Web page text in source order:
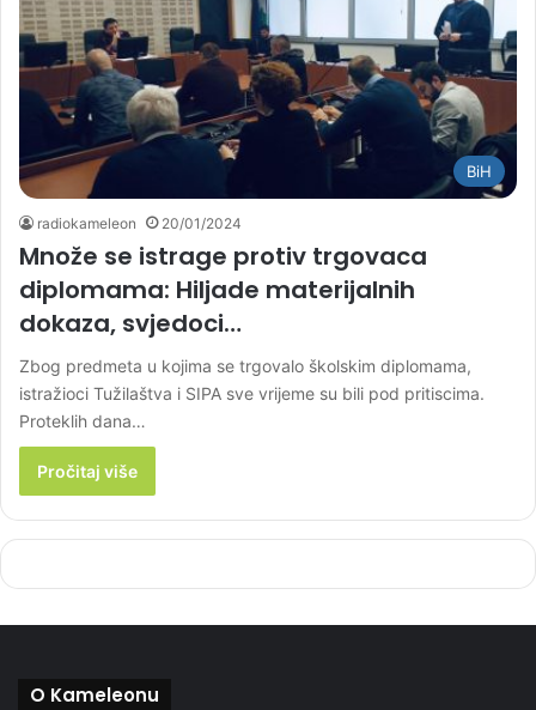
BiH
radiokameleon 20/01/2024
Množe se istrage protiv trgovaca
diplomama: Hiljade materijalnih
dokaza, svjedoci…
Zbog predmeta u kojima se trgovalo školskim diplomama,
istražioci Tužilaštva i SIPA sve vrijeme su bili pod pritiscima.
Proteklih dana…
Pročitaj više
O Kameleonu